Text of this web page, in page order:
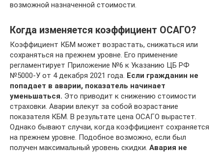
возможной назначенной стоимости.
Когда изменяется коэффициент ОСАГО?
Коэффициент КБМ может возрастать, снижаться или
сохраняться на прежнем уровне. Его применение
регламентирует Приложение №6 к Указанию ЦБ РФ
№5000-У от 4 декабря 2021 года. Если гражданин не
попадает в аварии, показатель начинает
уменьшаться. Это приводит к снижению стоимости
страховки. Аварии влекут за собой возрастание
показателя КБМ. В результате цена ОСАГО вырастет.
Однако бывают случаи, когда коэффициент сохраняется
на прежнем уровне. Подобное возможно, если был
получен максимальный уровень скидки. Авария не